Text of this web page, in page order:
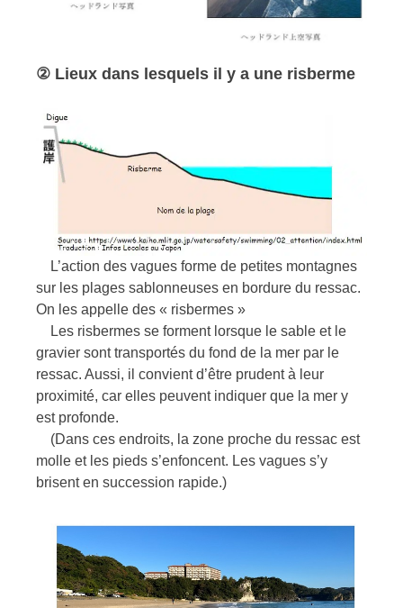
② Lieux dans lesquels il y a une risberme
L’action des vagues forme de petites montagnes
sur les plages sablonneuses en bordure du ressac.
On les appelle des « risbermes »
Les risbermes se forment lorsque le sable et le
gravier sont transportés du fond de la mer par le
ressac. Aussi, il convient d’être prudent à leur
proximité, car elles peuvent indiquer que la mer y
est profonde.
(Dans ces endroits, la zone proche du ressac est
molle et les pieds s’enfoncent. Les vagues s’y
brisent en succession rapide.)